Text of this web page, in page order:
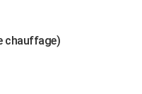
chauffage)